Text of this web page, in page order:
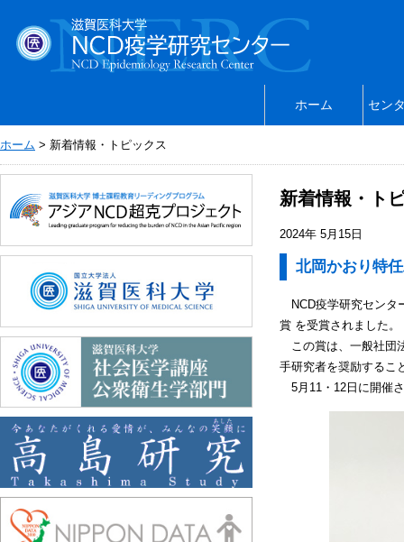
ホーム セン
ホーム > 新着情報・トピックス
新着情報・ト
2024年 5月15日
北岡かおり特
NCD疫学研究センタ
賞 を受賞されました。
この賞は、一般社団
手研究者を奨励するこ
5月11・12日に開催